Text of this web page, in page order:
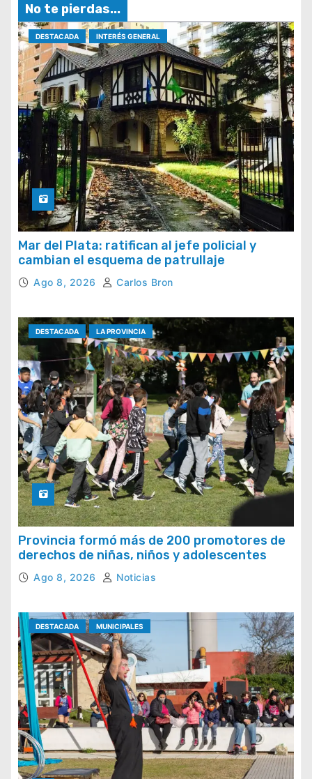
No te pierdas...
DESTACADA INTERÉS GENERAL
Mar del Plata: ratifican al jefe policial y
cambian el esquema de patrullaje
Ago 8, 2026 Carlos Bron
DESTACADA LA PROVINCIA
Provincia formó más de 200 promotores de
derechos de niñas, niños y adolescentes
Ago 8, 2026 Noticias
DESTACADA MUNICIPALES